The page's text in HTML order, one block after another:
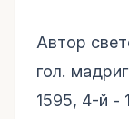
Автор
гол.
1595, 4-й -